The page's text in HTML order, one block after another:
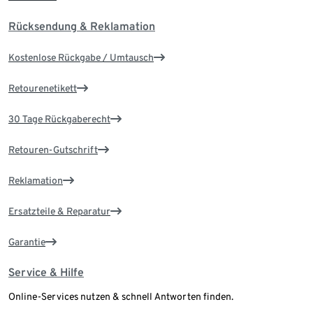
Rücksendung & Reklamation
Kostenlose Rückgabe / Umtausch
Retourenetikett
30 Tage Rückgaberecht
Retouren-Gutschrift
Reklamation
Ersatzteile & Reparatur
Garantie
Service & Hilfe
Online-Services nutzen & schnell Antworten finden.